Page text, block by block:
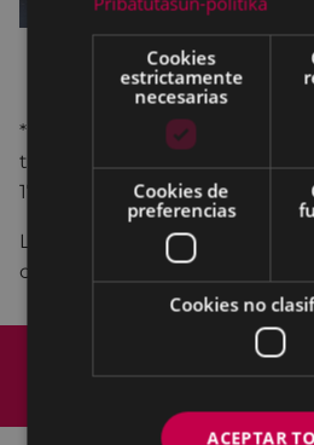
*Invitaciones disponibles
taquilla del teatro COLISEO,
17:30 a 19:30 horas y en
Las invitaciones restantes se
concierto.
Política de cookies
Cookies
estrictamente
necesarias
Cookies de
preferencias
Cookies no
ACEPTAR